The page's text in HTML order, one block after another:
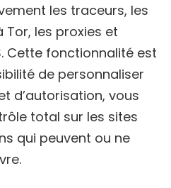
les traceurs, les
Tor, les proxies et
Cette fonctionnalité est
de personnaliser
d’autorisation, vous
total sur les sites
qui peuvent ou ne